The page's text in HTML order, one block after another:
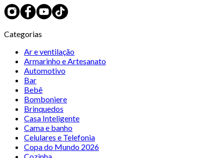
Categorias
Ar e ventilação
Armarinho e Artesanato
Automotivo
Bar
Bebê
Bomboniere
Brinquedos
Casa Inteligente
Cama e banho
Celulares e Telefonia
Copa do Mundo 2026